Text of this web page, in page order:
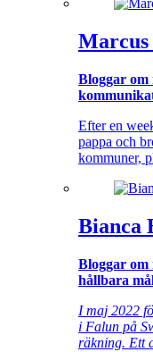
Marcus
Bloggar om
Efter en
pappa och
kommuner,
Bianca
Bloggar
hållbara
I maj 2022
i Falun på
räkning. Ett